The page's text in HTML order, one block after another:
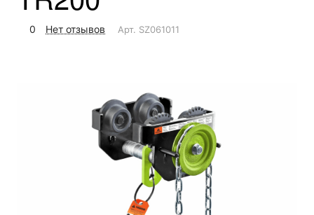
0 Нет отзывов Арт. SZ061011